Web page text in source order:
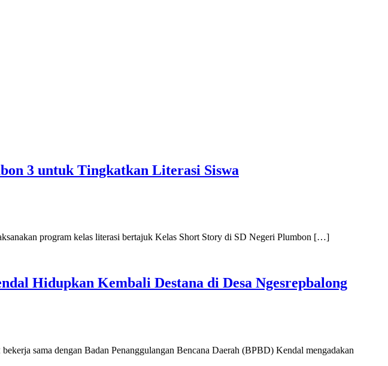
3 untuk Tingkatkan Literasi Siswa
program kelas literasi bertajuk Kelas Short Story di SD Negeri Plumbon […]
Hidupkan Kembali Destana di Desa Ngesrepbalong
sama dengan Badan Penanggulangan Bencana Daerah (BPBD) Kendal mengadakan